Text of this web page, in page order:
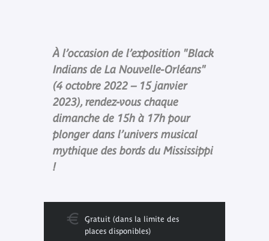
À l’occasion de l’exposition "Black
Indians de La Nouvelle-Orléans"
(4 octobre 2022 – 15 janvier
2023), rendez-vous chaque
dimanche de 15h à 17h pour
plonger dans l’univers musical
mythique des bords du Mississippi
!
Gratuit (dans la limite des
places disponibles)